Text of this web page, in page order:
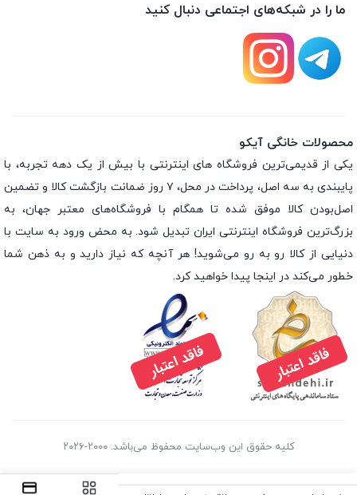
ما را در شبکه‌های اجتماعی دنبال کنید
محصولات خانگی آیکو
یکی از قدیمی‌ترین فروشگاه های اینترنتی با بیش از یک دهه تجربه، با
پایبندی به سه اصل، پرداخت در محل، ۷ روز ضمانت بازگشت کالا و تضمین
اصل‌بودن کالا موفق شده تا همگام با فروشگاه‌های معتبر جهان، به
بزرگ‌ترین فروشگاه اینترنتی ایران تبدیل شود. به محض ورود به سایت با
دنیایی از کالا رو به رو می‌شوید! هر آنچه که نیاز دارید و به ذهن شما
خطور می‌کند در اینجا پیدا خواهید کرد.
کلیه حقوق این وب‌سایت محفوظ می‌باشد. ۲۰۰۰-۲۰۲۶